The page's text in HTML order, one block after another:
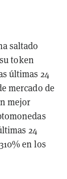
saltado
su token
últimas 24
mercado de
mejor
24
en los